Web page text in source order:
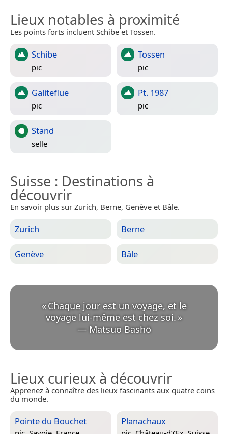
Lieux notables à proximité
Les points forts incluent Schibe et Tossen.
Schibe
pic
Tossen
pic
Galiteflue
pic
Pt. 1987
pic
Stand
selle
Suisse : Destinations à
découvrir
En savoir plus sur Zurich, Berne, Genève et Bâle.
Zurich Berne
Genève Bâle
«Chaque jour est un voyage, et le
voyage lui-même est chez soi.
— Matsuo Bashō
Lieux curieux à découvrir
Apprenez à connaître des lieux fascinants aux quatre coins
du monde.
Pointe du Bouchet Planachaux